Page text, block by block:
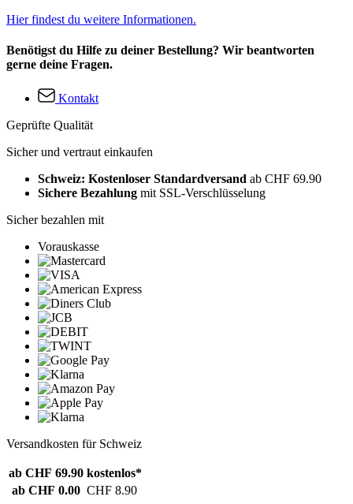
Hier findest du weitere Informationen.
Benötigst du Hilfe zu deiner Bestellung? Wir beantworten
gerne deine Fragen.
Kontakt
Geprüfte Qualität
Sicher und vertraut einkaufen
Schweiz: Kostenloser Standardversand ab CHF 69.90
Sichere Bezahlung mit SSL-Verschlüsselung
Sicher bezahlen mit
Vorauskasse
Versandkosten für Schweiz
ab CHF 69.90 kostenlos*
ab CHF 0.00 CHF 8.90